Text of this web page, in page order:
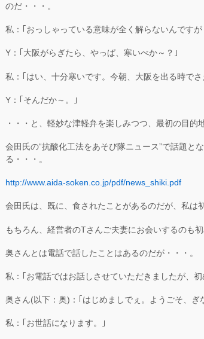
のだ・・・。
私：｢おっしゃっている意味が全く解らないんですが
Y：｢大阪がらぎたら、やっぱ、寒いべか～？｣
私：｢はい、十分寒いです。今朝、大阪を出る時で
Y：｢そんだか～。｣
・・・と、軽妙な津軽弁を楽しみつつ、最初の目的地
会田氏の“抗酸化工法をあそび隊ニュース”で話題
る・・・。
http://www.aida-soken.co.jp/pdf/news_shiki.pdf
会田氏は、既に、食されたことがあるのだが、私は
もちろん、経営者のTさんご夫妻にお会いするのも初
奥さんとは電話で話したことはあるのだが・・・。
私：｢お電話ではお話しさせていただきましたが、
奥さん(以下：奥)：｢はじめましでぇ。ようごそ、ぎ
私：｢お世話になります。｣